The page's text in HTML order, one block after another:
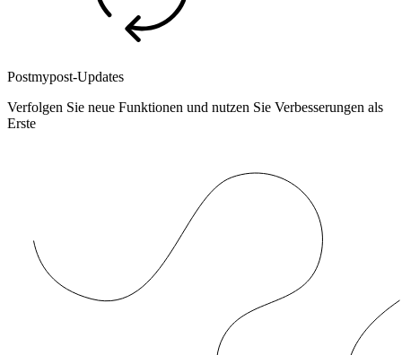
Postmypost-Updates
Verfolgen Sie neue Funktionen und nutzen Sie Verbesserungen als
Erste